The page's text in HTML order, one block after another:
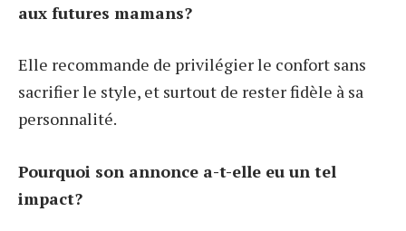
aux futures mamans?
Elle recommande de privilégier le confort sans
sacrifier le style, et surtout de rester fidèle à sa
personnalité.
Pourquoi son annonce a-t-elle eu un tel
impact?